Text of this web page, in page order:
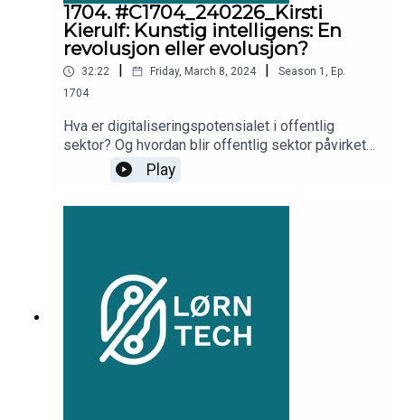
1704. #C1704_240226_Kirsti
Kierulf: Kunstig intelligens: En
revolusjon eller evolusjon?
32:22 Friday, March 8, 2024 Season 1 , Ep.
1704
Hva er digitaliseringspotensialet i offentlig
sektor? Og hvordan blir offentlig sektor påvirket
av AI? Kirsti Kierulf, administrerende direktør i
Norsk Kommunalteknisk Forening, gjester denne
episoden og diskuterer disse spørsmålene.
Play